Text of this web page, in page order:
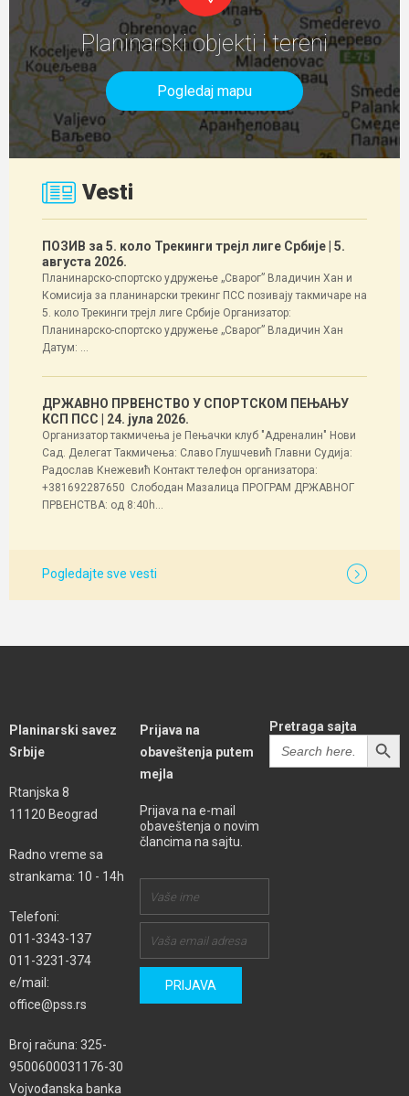
Planinarski objekti i tereni
Pogledaj mapu
Vesti
ПОЗИВ за 5. коло Трекинги трејл лиге Србије | 5.
августа 2026.
Планинарско-спортско удружење „Сварог” Владичин Хан и
Комисија за планинарски трекинг ПСС позивају такмичаре на
5. коло Трекинги трејл лиге Србије Организатор:
Планинарско-спортско удружење „Сварог” Владичин Хан
Датум: ...
ДРЖАВНО ПРВЕНСТВО У СПОРТСКОМ ПЕЊАЊУ
КСП ПСС
| 24. јула 2026.
Организатор такмичења је Пењачки клуб "Адреналин" Нови
Сад. Делегат Такмичења: Славо Глушчевић Главни Судија:
Радослав Кнежевић Контакт телефон организатора:
+381692287650 Слободан Мазалица ПРОГРАМ ДРЖАВНОГ
ПРВЕНСТВА: од 8:40h...
Pogledajte sve vesti
Planinarski savez
Srbije
Rtanjska 8
11120 Beograd
Radno vreme sa
strankama: 10 - 14h
Telefoni:
011-3343-137
011-3231-374
e/mail:
office@pss.rs
Broj računa: 325-
9500600031176-30
Vojvođanska banka
Prijava na
obaveštenja putem
mejla
Prijava na e-mail
obaveštenja o novim
člancima na sajtu.
Pretraga sajta
Search
for:
SEARCH